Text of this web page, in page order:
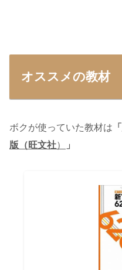
オススメの教材
ボクが使っていた教材は 「
版（旺文社） 」